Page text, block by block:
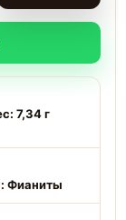
7,34 г
Фианиты